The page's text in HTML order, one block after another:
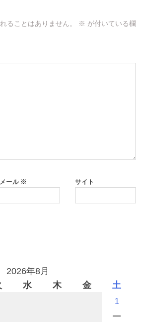
ることはありません。 ※ が付いている欄
メール ※ サイト
2026年8月
水 木 金 土
1